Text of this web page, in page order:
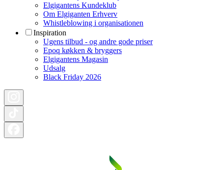
Elgigantens Kundeklub
Om Elgiganten Erhverv
Whistleblowing i organisationen
Inspiration
Ugens tilbud - og andre gode priser
Epoq køkken & bryggers
Elgigantens Magasin
Udsalg
Black Friday 2026